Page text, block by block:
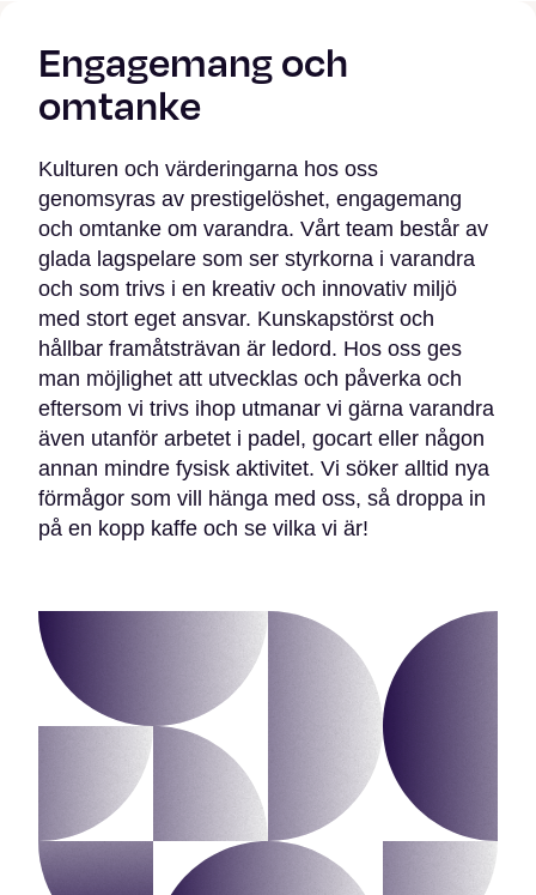
Engagemang och
omtanke
Kulturen och värderingarna hos oss
genomsyras av prestigelöshet, engagemang
och omtanke om varandra. Vårt team består av
glada lagspelare som ser styrkorna i varandra
och som trivs i en kreativ och innovativ miljö
med stort eget ansvar. Kunskapstörst och
hållbar framåtsträvan är ledord. Hos oss ges
man möjlighet att utvecklas och påverka och
eftersom vi trivs ihop utmanar vi gärna varandra
även utanför arbetet i padel, gocart eller någon
annan mindre fysisk aktivitet. Vi söker alltid nya
förmågor som vill hänga med oss, så droppa in
på en kopp kaffe och se vilka vi är!